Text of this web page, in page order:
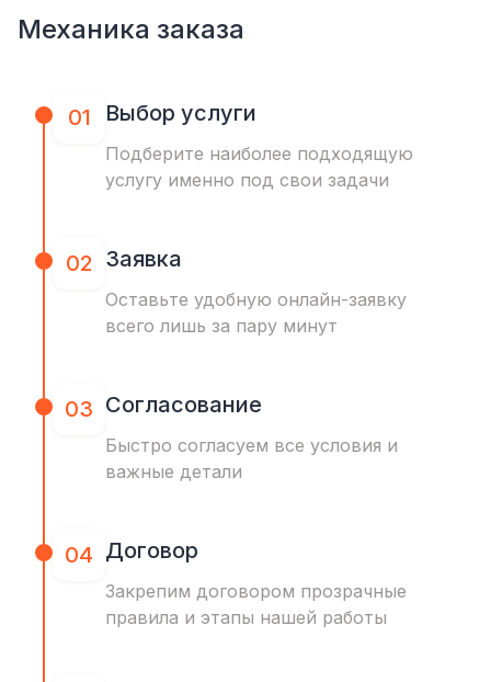
Механика заказа
01 Выбор услуги
Подберите наиболее подходящую
услугу именно под свои задачи
02 Заявка
Оставьте удобную онлайн-заявку
всего лишь за пару минут
03 Согласование
Быстро согласуем все условия и
важные детали
04 Договор
Закрепим договором прозрачные
правила и этапы нашей работы